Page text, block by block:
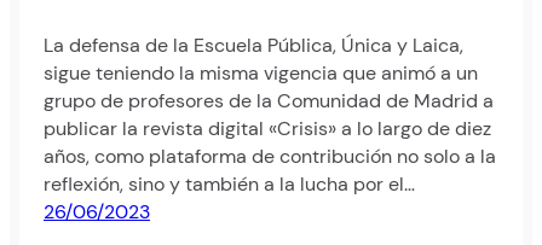
La defensa de la Escuela Pública, Única y Laica,
sigue teniendo la misma vigencia que animó a un
grupo de profesores de la Comunidad de Madrid a
publicar la revista digital «Crisis» a lo largo de diez
años, como plataforma de contribución no solo a la
reflexión, sino y también a la lucha por el…
26/06/2023